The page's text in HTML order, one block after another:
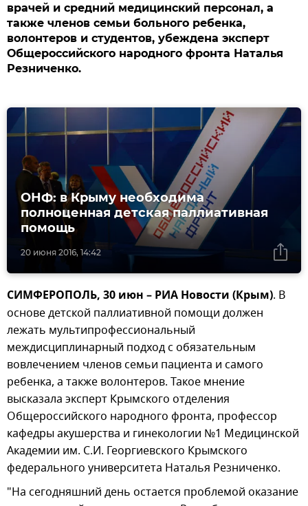
врачей и средний медицинский персонал, а
также членов семьи больного ребенка,
волонтеров и студентов, убеждена эксперт
Общероссийского народного фронта Наталья
Резниченко.
20 июня 2016, 14:42
ОНФ: в Крыму необходима
полноценная детская паллиативная
помощь
СИМФЕРОПОЛЬ, 30 июн – РИА Новости (Крым). В
основе детской паллиативной помощи должен
лежать мультипрофессиональный
междисциплинарный подход с обязательным
вовлечением членов семьи пациента и самого
ребенка, а также волонтеров. Такое мнение
высказала эксперт Крымского отделения
Общероссийского народного фронта, профессор
кафедры акушерства и гинекологии №1 Медицинской
Академии им. С.И. Георгиевского Крымского
федерального университета Наталья Резниченко.
"На сегодняшний день остается проблемой оказание